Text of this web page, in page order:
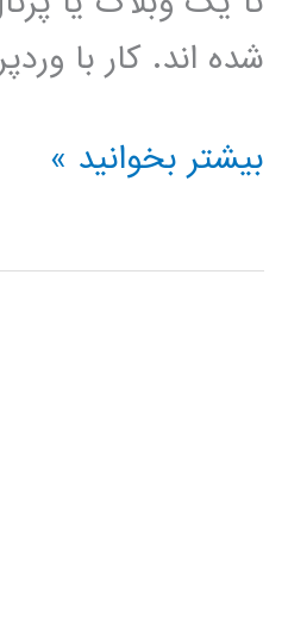
شده اند. کار با
فیلم
فارسی
بیشتر بخوانید »